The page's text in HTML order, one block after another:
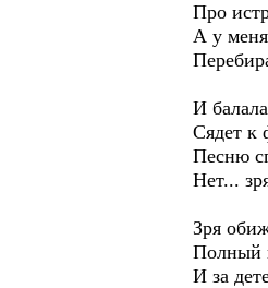
Про
А у меня
И
Сядет к
Песню
Нет...
Зря
Полный
И за